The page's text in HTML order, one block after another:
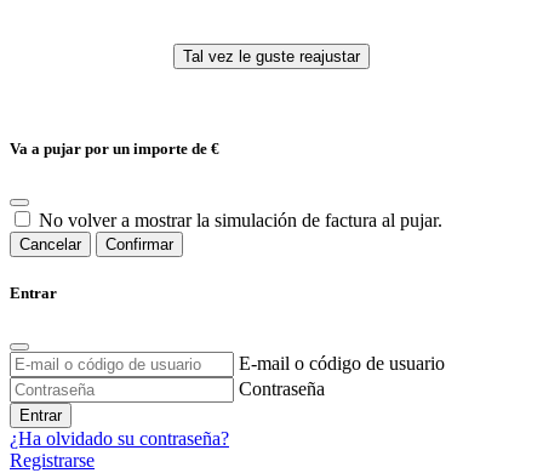
Va a pujar por un importe de €
No volver a mostrar la simulación de factura al pujar.
Cancelar Confirmar
Entrar
E-mail o código de usuario
Contraseña
Entrar
¿Ha olvidado su contraseña?
Registrarse